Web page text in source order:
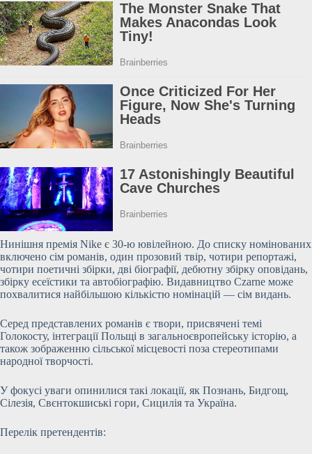
Нинішня премія Nike є 30-ю ювілейною. До списку номінованих
включено сім романів, один прозовий твір, чотири репортажі,
чотири поетичні збірки, дві біографії, дебютну збірку оповідань,
збірку есеїстики та автобіографію. Видавництво Czarne може
похвалитися найбільшою кількістю номінацій — сім видань.
Серед представлених романів є твори, присвячені темі
Голокосту, інтеграції Польщі в загальноєвропейську історію, а
також зображенню сільської місцевості поза стереотипами
народної творчості.
У фокусі уваги опинилися такі локації, як Познань, Бидгощ,
Сілезія, Свєнтокшиські гори, Сицилія та Україна.
Перелік претендентів: